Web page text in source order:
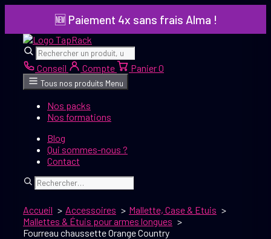
contenu
🆕 Paiement 4x sans frais Alma !
Rechercher Rechercher
Conseil Compte Panier0
Tous nos produits Menu
Nos packs
Nos formations
Blog
Qui sommes-nous ?
Contact
Rechercher
Accueil Accessoires
Mallette, Case & Etuis
Mallettes & Étuis pour armes longues
Fourreau chaussette Orange Country